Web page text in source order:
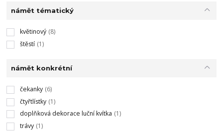
námět tématický
květinový (8)
štěstí (1)
námět konkrétní
čekanky (6)
čtyřtlístky (1)
doplňková dekorace luční kvítka (1)
trávy (1)